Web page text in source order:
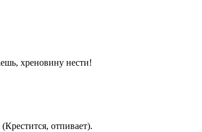
хреновину нести!
отпивает).